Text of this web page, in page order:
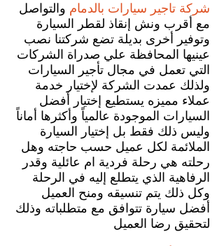
شركة تاجير سيارات بالدمام والتواصل
مع أقرب ونش إنقاذ لقطر السيارة
وتوفير أخرى بديلة تضع شركتنا نصب
عينيها المحافظة علي صدراة الشركات
التي تعمل في مجال تأجير السيارات
ولذلك عمدت الشركة لإختيار خدمة
عملاء مميزه يستطيع إختيار أفضل
السيارات الموجودة عالمياً وأكثرها أماناً
وليس ذلك فقط بل إختيار السيارة
الملائمة لكل عميل حسب حاجته وهل
رحلته هي رحلة فردية ام عائلية وقدر
الرفاهية الذي يتطلع إليه في الرحلة
وكل ذلك يتم تنسيقه ومنح العميل
أفضل سيارة تتوافق مع متطلباته وذلك
لتحقيق رضا العميل